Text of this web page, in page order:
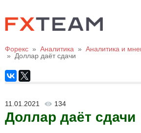
Форекс » Аналитика » Аналитика и
»
Доллар даёт сдачи
11.01.2021 134
Доллар даёт сдачи